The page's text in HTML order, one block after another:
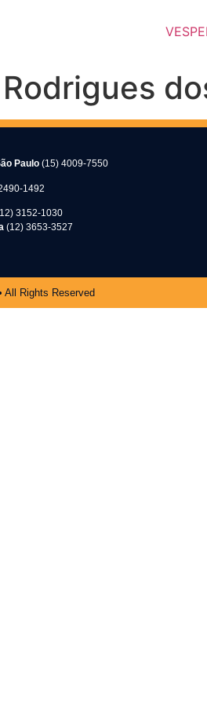
Paulo (15) 4009-7550
1492
3152-1030
(12) 3653-3527
All Rights Reserved